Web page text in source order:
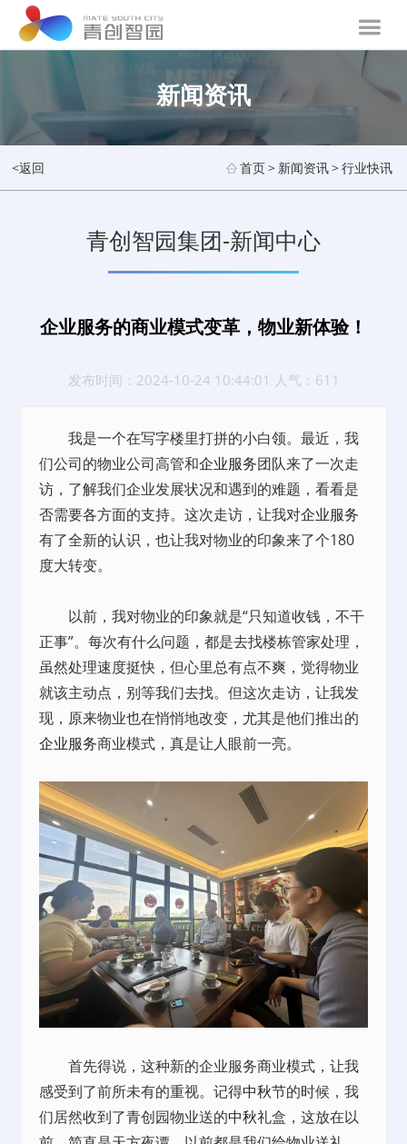
新闻资讯
<返回 首页> 新闻资讯>行业快讯
青创智园集团-新闻中心
企业服务的商业模式变革，物业新体验！
发布时间：2024-10-24 10:44:01 人气：611
我是一个在写字楼里打拼的小白领。最近，我
们公司的物业公司高管和企业服务团队来了一次走
访，了解我们企业发展状况和遇到的难题，看看是
否需要各方面的支持。这次走访，让我对企业服务
有了全新的认识，也让我对物业的印象来了个180
度大转变。
以前，我对物业的印象就是“只知道收钱，不干
正事”。每次有什么问题，都是去找楼栋管家处理，
虽然处理速度挺快，但心里总有点不爽，觉得物业
就该主动点，别等我们去找。但这次走访，让我发
现，原来物业也在悄悄地改变，尤其是他们推出的
企业服务商业模式，真是让人眼前一亮。
首先得说，这种新的企业服务商业模式，让我
感受到了前所未有的重视。记得中秋节的时候，我
们居然收到了青创园物业送的中秋礼盒，这放在以